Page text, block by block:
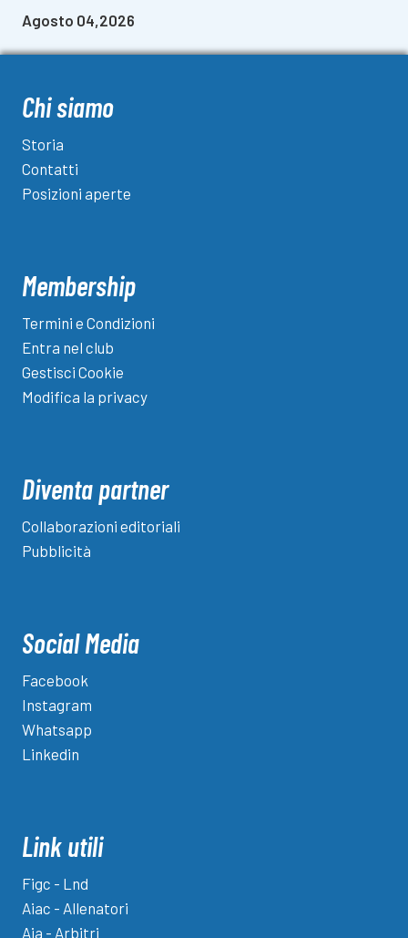
Agosto 04,2026
Chi siamo
Storia
Contatti
Posizioni aperte
Membership
Termini e Condizioni
Entra nel club
Gestisci Cookie
Modifica la privacy
Diventa partner
Collaborazioni editoriali
Pubblicità
Social Media
Facebook
Instagram
Whatsapp
Linkedin
Link utili
Figc - Lnd
Aiac - Allenatori
Aia - Arbitri